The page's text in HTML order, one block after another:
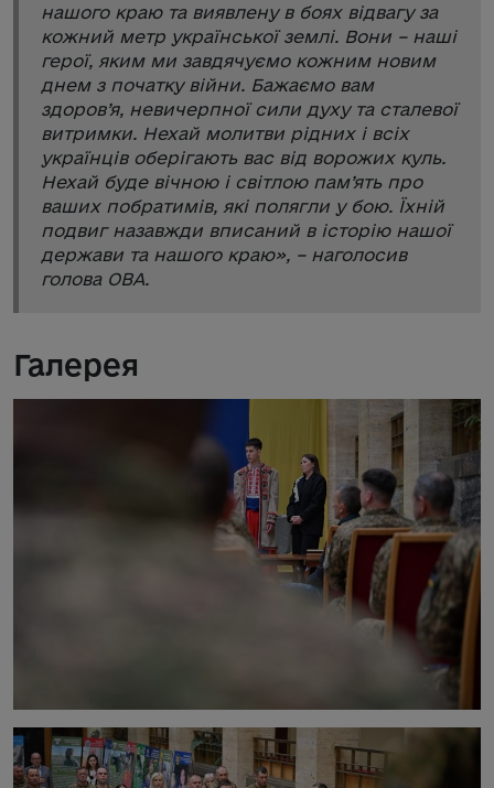
нашого краю та виявлену в боях відвагу за
кожний метр української землі. Вони – наші
герої, яким ми завдячуємо кожним новим
днем з початку війни. Бажаємо вам
здоров’я, невичерпної сили духу та сталевої
витримки. Нехай молитви рідних і всіх
українців оберігають вас від ворожих куль.
Нехай буде вічною і світлою пам’ять про
ваших побратимів, які полягли у бою. Їхній
подвиг назавжди вписаний в історію нашої
держави та нашого краю», – наголосив
голова ОВА.
Галерея